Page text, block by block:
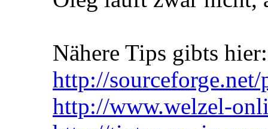
Nähere Tips gibts hier:
http://
http://www.welzel-